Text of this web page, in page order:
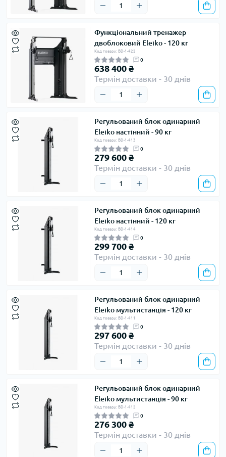
Функціональний тренажер
двоблоковий Eleiko - 120 кг
Код товару: BD-1-422
0
638 400 ₴
Термін доставки - 30 днів
Регульований блок одинарний
Eleiko настінний - 90 кг
Код товару: BD-1-413
0
279 600 ₴
Термін доставки - 30 днів
Регульований блок одинарний
Eleiko настінний - 120 кг
Код товару: BD-1-414
0
299 700 ₴
Термін доставки - 30 днів
Регульований блок одинарний
Eleiko мультистанція - 120 кг
Код товару: BD-1-411
0
297 600 ₴
Термін доставки - 30 днів
Регульований блок одинарний
Eleiko мультистанція - 90 кг
Код товару: BD-1-412
0
276 300 ₴
Термін доставки - 30 днів